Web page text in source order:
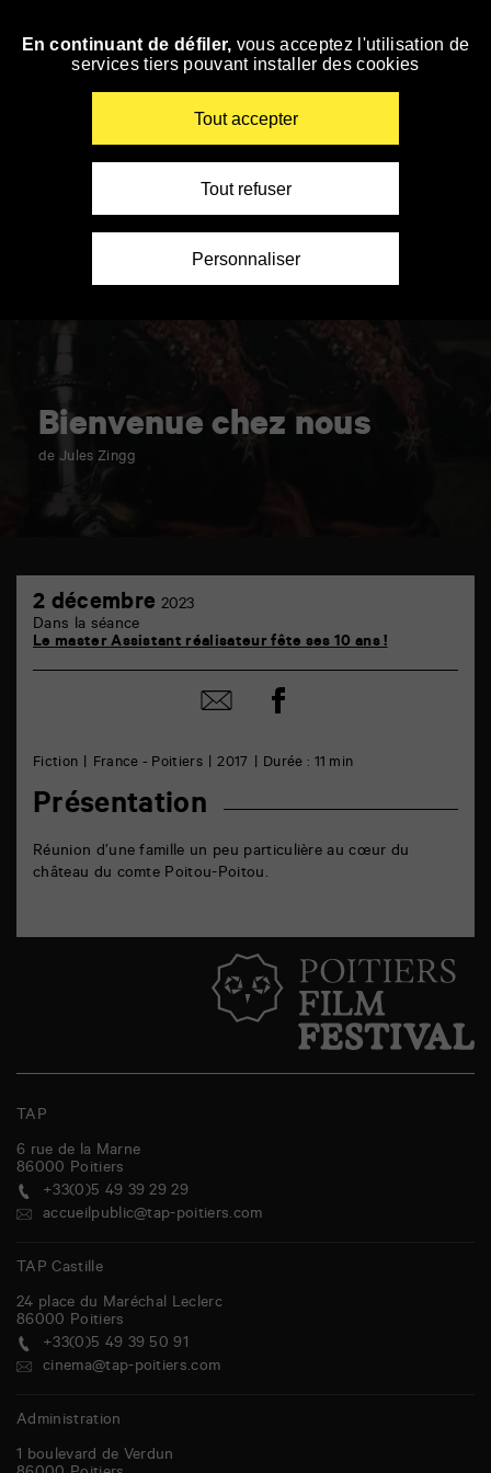
Accéder
Bienvenue chez nous
de Jules Zingg
Marne
Fiction France - Poitiers 2017 Durée : 11 min
Présentation
Réunion d’une famille un peu particulière au cœur du
château du comte Poitou-Poitou.
2 décembre 20232
Dans la séance
Le master Assistant réalisateur fête ses 10 ans !
Partager
par
Partager
sur
TAP
6 rue de la Marne
86000 Poitiers
+33(0)5 49 39 29 29
accueilpublic@tap-poitiers.com
TAP Castille
24 place du Maréchal Leclerc
86000 Poitiers
+33(0)5 49 39 50 91
cinema@tap-poitiers.com
Administration
1 boulevard de Verdun
En continuant de défiler, vous acceptez l'utilisation de
services tiers pouvant installer des cookies
Tout accepter
Tout refuser
Personnaliser